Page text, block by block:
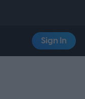
Sign In